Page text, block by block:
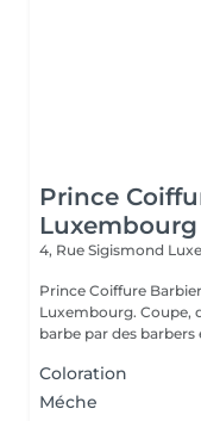
Prince
Luxembourg
4, Rue Sigismond
Prince Coiffure Barbier "Le barbershop de référence à
Luxembourg. Coupe,
barbe par des barbers
Coloration
Méche